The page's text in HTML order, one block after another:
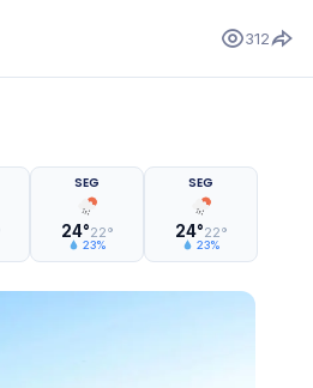
312
SEG
24°22°
23%
SEG
24°22°
23%